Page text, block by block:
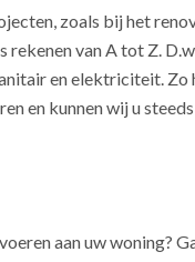
zoals bij het
rekenen van A tot Z.
en elektriciteit. Zo
en kunnen wij u
aan uw woning?